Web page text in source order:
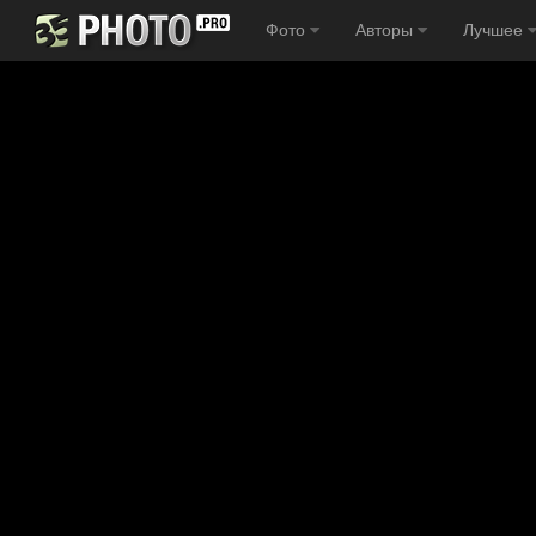
Фото Авторы Лучшее